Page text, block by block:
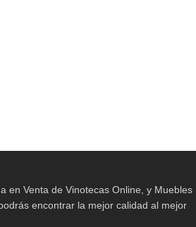
en Venta de Vinotecas Online, y Muebles
encontrar la mejor calidad al mejor